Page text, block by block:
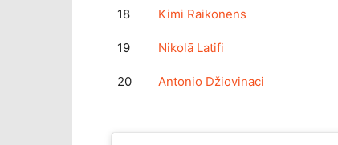
18 Kimi Raikonens
19 Nikolā Latifi
20 Antonio Džiovinaci